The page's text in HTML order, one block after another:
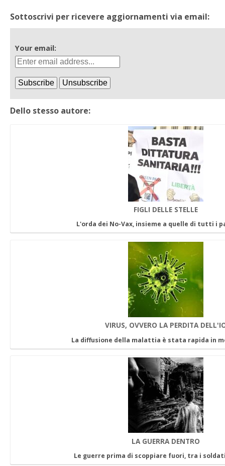
Sottoscrivi per ricevere aggiornamenti via email:
Your email:
Dello stesso autore:
FIGLI DELLE STELLE
L'orda dei No-Vax, insieme a quelle di tutti i
VIRUS, OVVERO LA PERDITA
La diffusione della malattia è stata rapida in
LA GUERRA DENTRO
Le guerre prima di scoppiare fuori, tra i